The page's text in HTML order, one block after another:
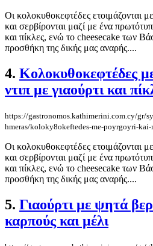
Οι κολοκυθοκεφτέδες ετοιμάζονται
και σερβίρονται μαζί με ένα
και πίκλες, ενώ τo cheesecake των
προσθήκη της δικής μας αναρής....
4. Κολοκυθοκεφτέδες
ντιπ με γιαούρτι και
https://gastronomos.kathimerini.com.cy/gr/
hmeras/koloky8okeftedes-me-poyrgoyri-
Οι κολοκυθοκεφτέδες ετοιμάζονται
και σερβίρονται μαζί με ένα
και πίκλες, ενώ τo cheesecake των
προσθήκη της δικής μας αναρής....
5. Γιαούρτι με ψητά
καρπούς και μέλι